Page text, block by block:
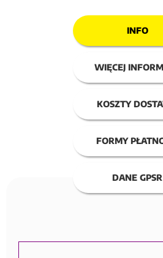
INFO
WIĘCEJ
KOSZTY
FORMY
DANE GPSR